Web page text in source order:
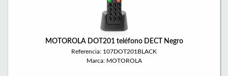
MOTOROLA DOT201 teléfono DECT Negro
Referencia: 107DOT201BLACK
Marca: MOTOROLA